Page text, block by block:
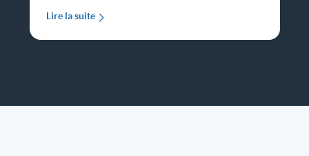
Lire la suite